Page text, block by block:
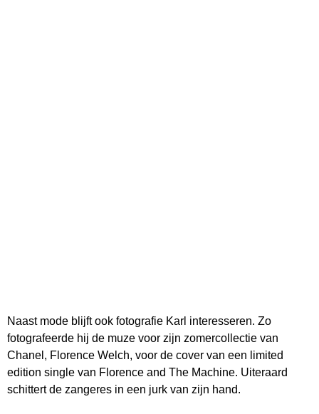
Naast mode blijft ook fotografie Karl interesseren. Zo
fotografeerde hij de muze voor zijn zomercollectie van
Chanel, Florence Welch, voor de cover van een limited
edition single van Florence and The Machine. Uiteraard
schittert de zangeres in een jurk van zijn hand.